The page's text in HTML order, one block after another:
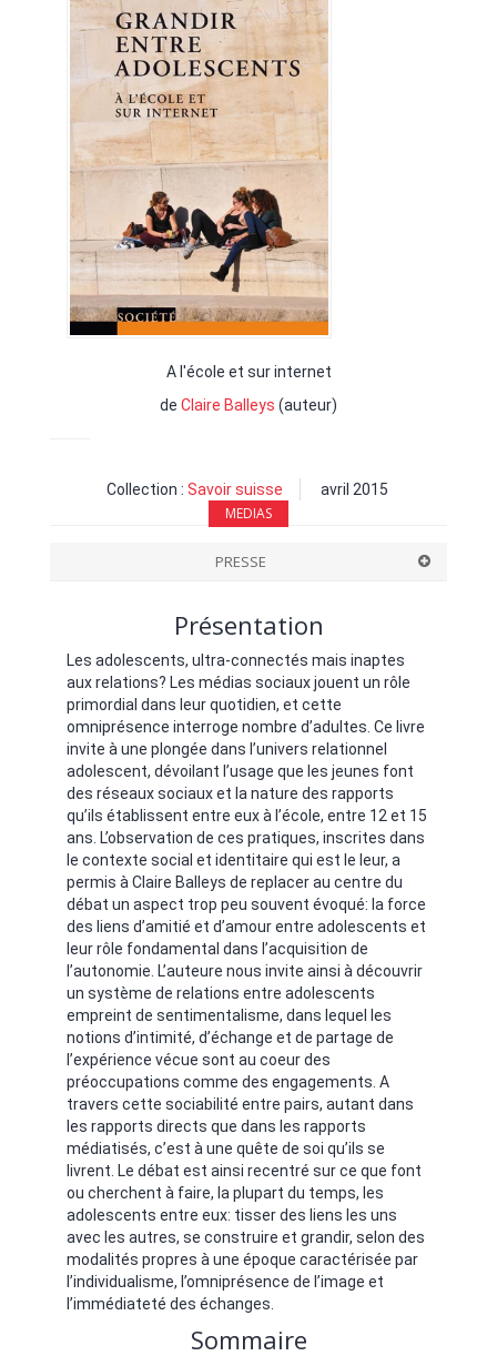
A l'école et sur internet
de Claire Balleys (auteur)
Collection : Savoir suisse avril 2015
MEDIAS
PRESSE
Présentation
Les adolescents, ultra-connectés mais inaptes
aux relations? Les médias sociaux jouent un rôle
primordial dans leur quotidien, et cette
omniprésence interroge nombre d’adultes. Ce livre
invite à une plongée dans l’univers relationnel
adolescent, dévoilant l’usage que les jeunes font
des réseaux sociaux et la nature des rapports
qu’ils établissent entre eux à l’école, entre 12 et 15
ans. L’observation de ces pratiques, inscrites dans
le contexte social et identitaire qui est le leur, a
permis à Claire Balleys de replacer au centre du
débat un aspect trop peu souvent évoqué: la force
des liens d’amitié et d’amour entre adolescents et
leur rôle fondamental dans l’acquisition de
l’autonomie. L’auteure nous invite ainsi à découvrir
un système de relations entre adolescents
empreint de sentimentalisme, dans lequel les
notions d’intimité, d’échange et de partage de
l’expérience vécue sont au coeur des
préoccupations comme des engagements. A
travers cette sociabilité entre pairs, autant dans
les rapports directs que dans les rapports
médiatisés, c’est à une quête de soi qu’ils se
livrent. Le débat est ainsi recentré sur ce que font
ou cherchent à faire, la plupart du temps, les
adolescents entre eux: tisser des liens les uns
avec les autres, se construire et grandir, selon des
modalités propres à une époque caractérisée par
l’individualisme, l’omniprésence de l’image et
l’immédiateté des échanges.
Sommaire